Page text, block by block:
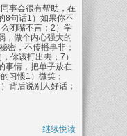
事会很有帮助，在
8句话1）如果你不
闭嘴不言；2）学
，做个内心强大的
密，不传播事非；
你该打出去；7）
事情，把单子放在
习惯1）微笑；
背后说别人好话；
继续悦读